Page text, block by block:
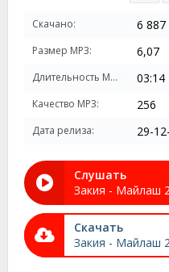
Скачано: 6 887
Размер MP3: 6,07
Длительность MP3: 03:14
Качество MP3: 256
Дата релиза: 29-
Слушать
Закия - Майлаш
Скачать
Закия - Майлаш